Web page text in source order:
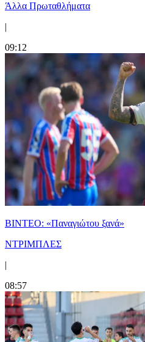
Άλλα Πρωταθλήματα
|
09:12
ΒΙΝΤΕΟ: «Παναγιώτου ξανά»
ΝΤΡΙΜΠΛΕΣ
|
08:57